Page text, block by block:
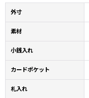
外寸
素材
小銭入れ
カードポケット
札入れ